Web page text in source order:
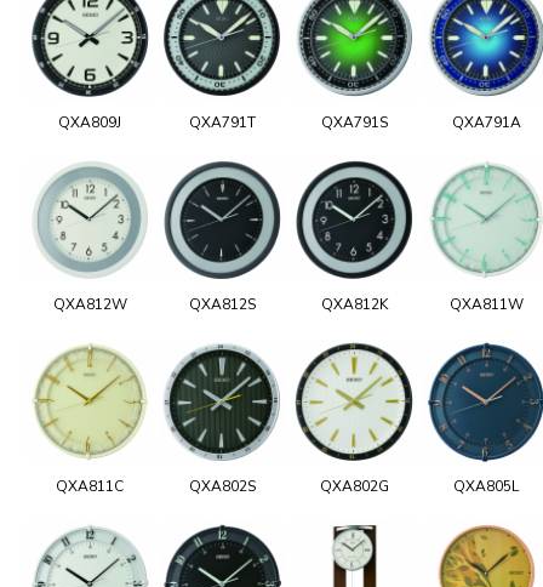
QXA809J QXA791T QXA791S QXA791A
QXA812W QXA812S QXA812K QXA811W
QXA811C QXA802S QXA802G QXA805L